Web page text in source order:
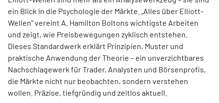
ein Blick in die Psychologie der Märkte. „Alles über Elliott-
Wellen“ vereint A. Hamilton Boltons wichtigste Arbeiten
und zeigt, wie Preisbewegungen zyklisch entstehen.
Dieses Standardwerk erklärt Prinzipien, Muster und
praktische Anwendung der Theorie – ein unverzichtbares
Nachschlagewerk für Trader, Analysten und Börsenprofis,
die Märkte nicht nur beobachten, sondern verstehen
wollen. Präzise, tiefgründig und zeitlos aktuell.